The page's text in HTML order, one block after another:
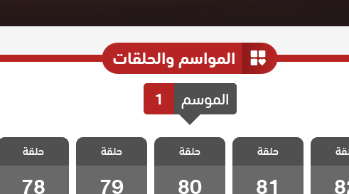
المواسم والحلقات
الموسم 1
علمني
مدبلج
82
مسلسل علمني
كيف احب مدبلج
الحلقة 81
حلقة
81
مسلسل علمني
كيف احب مدبلج
الحلقة 80
حلقة
80
مسلسل علمني
كيف احب مدبلج
الحلقة 79
حلقة
79
مسلسل علمني
كيف احب مدبلج
الحلقة 78
حلقة
78